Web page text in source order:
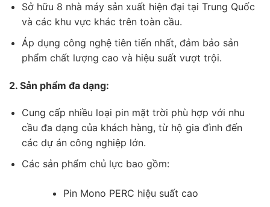
Sở hữu 8 nhà máy sản xuất hiện đại tại Trung Quốc
và các khu vực khác trên toàn cầu.
Áp dụng công nghệ tiên tiến nhất, đảm bảo sản
phẩm chất lượng cao và hiệu suất vượt trội.
2. Sản phẩm đa dạng:
Cung cấp nhiều loại pin mặt trời phù hợp với nhu
cầu đa dạng của khách hàng, từ hộ gia đình đến
các dự án công nghiệp lớn.
Các sản phẩm chủ lực bao gồm:
Pin Mono PERC hiệu suất cao